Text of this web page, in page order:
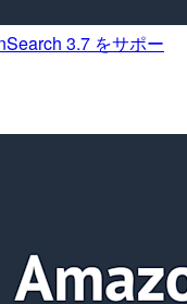
3.7 をサポー